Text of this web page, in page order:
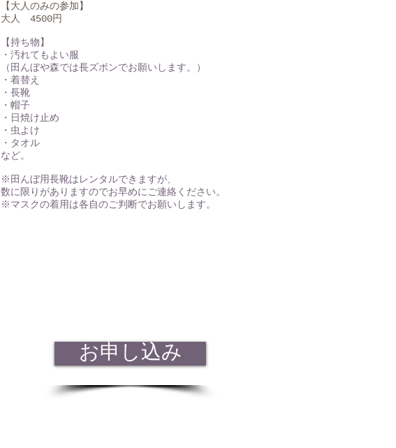
【大人のみの参加】
大人 4500円
【持ち物】
・汚れてもよい服
（田んぼや森では長ズボンでお願いします。）
・着替え
・長靴
・帽子
・日焼け止め
・虫よけ
・タオル​​
​など。
※田んぼ用長靴はレンタルできますが、
数に限りがありますのでお早めにご連絡ください。
​※マスクの着用は各自のご判断でお願いします。
お申し込み